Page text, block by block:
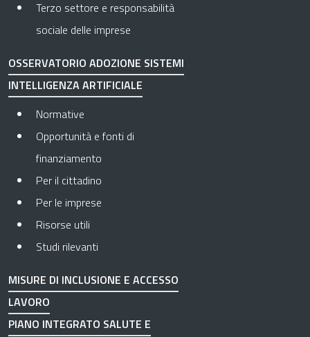
Terzo settore e responsabilità
sociale delle imprese
OSSERVATORIO ADOZIONE SISTEMI
INTELLIGENZA ARTIFICIALE
Normative
Opportunità e fonti di
finanziamento
Per il cittadino
Per le imprese
Risorse utili
Studi rilevanti
MISURE DI INCLUSIONE E ACCESSO
LAVORO
PIANO INTEGRATO SALUTE E